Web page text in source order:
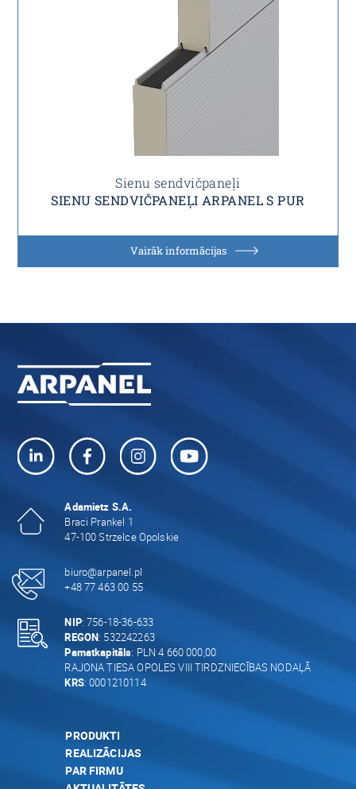
Sienu sendvičpaneļi
SIENU SENDVIČPANEĻI ARPANEL S PUR
Vairāk informācijas
Adamietz S.A.
Braci Prankel 1
47-100 Strzelce Opolskie
biuro@arpanel.pl
+48 77 463 00 55
NIP: 756-18-36-633
REGON: 532242263
Pamatkapitāls: PLN 4 660 000,00
RAJONA TIESA OPOLES VIII TIRDZNIECĪBAS NODAĻĀ
KRS: 0001210114
PRODUKTI
REALIZĀCIJAS
PAR FIRMU